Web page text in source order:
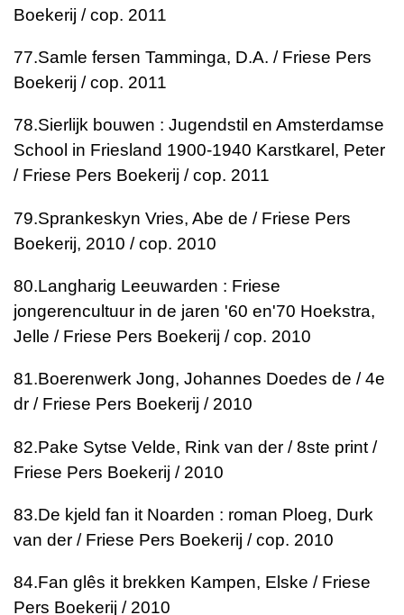
Boekerij / cop. 2011
77.Samle fersen Tamminga, D.A. / Friese Pers
Boekerij / cop. 2011
78.Sierlijk bouwen : Jugendstil en Amsterdamse
School in Friesland 1900-1940 Karstkarel, Peter
/ Friese Pers Boekerij / cop. 2011
79.Sprankeskyn Vries, Abe de / Friese Pers
Boekerij, 2010 / cop. 2010
80.Langharig Leeuwarden : Friese
jongerencultuur in de jaren '60 en'70 Hoekstra,
Jelle / Friese Pers Boekerij / cop. 2010
81.Boerenwerk Jong, Johannes Doedes de / 4e
dr / Friese Pers Boekerij / 2010
82.Pake Sytse Velde, Rink van der / 8ste print /
Friese Pers Boekerij / 2010
83.De kjeld fan it Noarden : roman Ploeg, Durk
van der / Friese Pers Boekerij / cop. 2010
84.Fan glês it brekken Kampen, Elske / Friese
Pers Boekerij / 2010